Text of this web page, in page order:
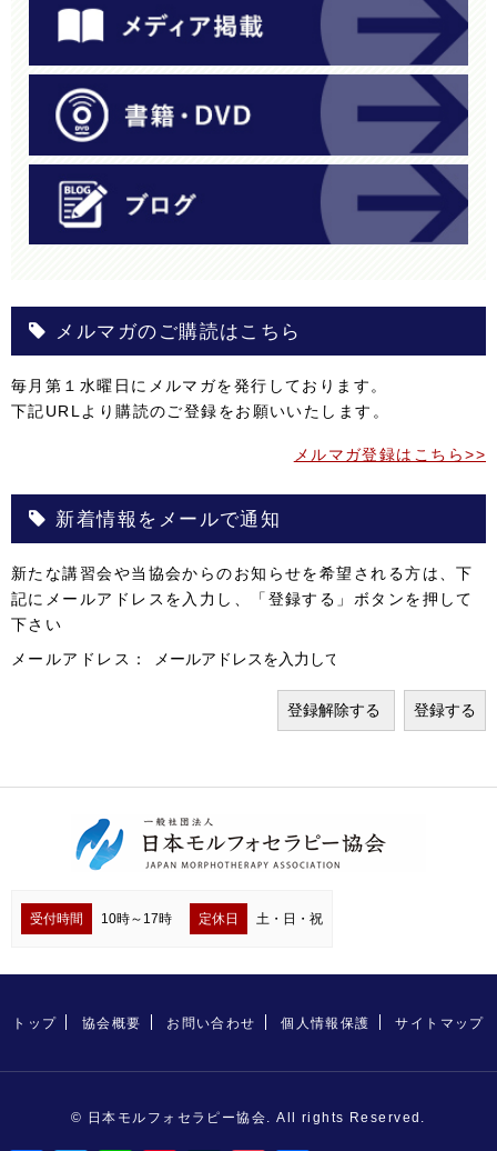
メルマガのご購読はこちら
毎月第１水曜日にメルマガを発行しております。
下記URLより購読のご登録をお願いいたします。
メルマガ登録はこちら>>
新着情報をメールで通知
新たな講習会や当協会からのお知らせを希望される方は、下
記にメールアドレスを入力し、「登録する」ボタンを押して
下さい
メールアドレス：
受付時間 10時～17時 定休日 土・日・祝
トップ 協会概要 お問い合わせ 個人情報保護 サイトマップ
© 日本モルフォセラピー協会. All rights Reserved.